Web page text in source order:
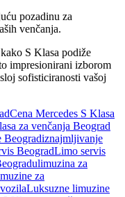
pozadinu za
venčanja.
S Klasa podiže
impresionirani izborom
sofisticiranosti vašoj
Cena Mercedes S Klasa
za venčanja Beograd
Beogradiznajmljivanje
BeogradLimo servis
limuzina za
za
Luksuzne limuzine